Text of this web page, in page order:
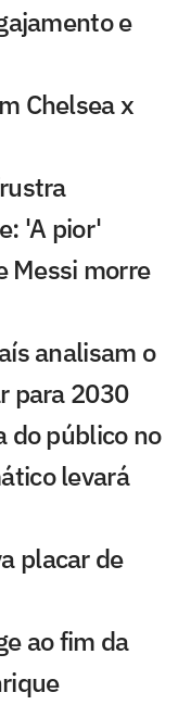
e
Chelsea x
'A pior'
Messi morre
analisam o
para 2030
do público no
levará
placar de
ao fim da